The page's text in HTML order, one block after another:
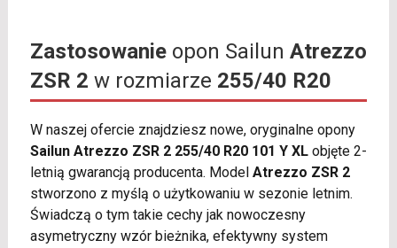
Zastosowanieopon Sailun Atrezzo
ZSR 2 w rozmiarze 255/40 R20
W naszej ofercie znajdziesz nowe, oryginalne opony
Sailun Atrezzo ZSR 2 255/40 R20 101 Y XLobjęte 2-
letnią gwarancją producenta. Model Atrezzo ZSR 2
stworzono z myślą o użytkowaniu w sezonie letnim.
Świadczą o tym takie cechy jak nowoczesny
asymetryczny wzór bieżnika, efektywny system